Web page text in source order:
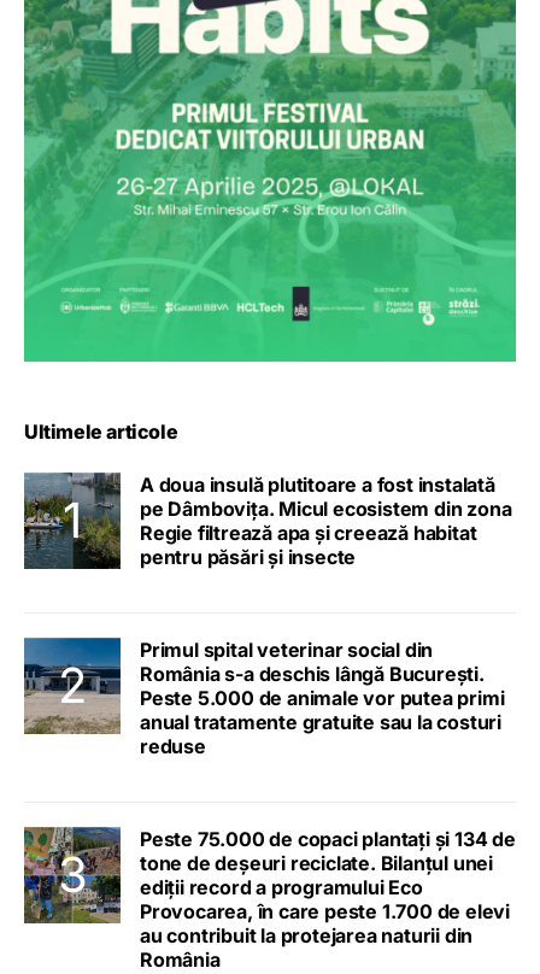
Ultimele articole
A doua insulă plutitoare a fost instalată
pe Dâmbovița. Micul ecosistem din zona
Regie filtrează apa și creează habitat
pentru păsări și insecte
Primul spital veterinar social din
România s-a deschis lângă București.
Peste 5.000 de animale vor putea primi
anual tratamente gratuite sau la costuri
reduse
Peste 75.000 de copaci plantați și 134 de
tone de deșeuri reciclate. Bilanțul unei
ediții record a programului Eco
Provocarea, în care peste 1.700 de elevi
au contribuit la protejarea naturii din
România